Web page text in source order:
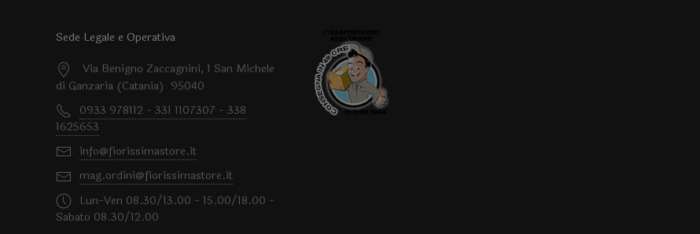
Sede Legale e Operativa
Via Benigno Zaccagnini, 1 San Michele
di Ganzaria (Catania) 95040
0933 978112 - 331 1107307 - 338
1625653
info@fiorissimastore.it
mag.ordini@fiorissimastore.it
Lun-Ven 08.30/13.00 - 15.00/18.00 -
Sabato 08.30/12.00